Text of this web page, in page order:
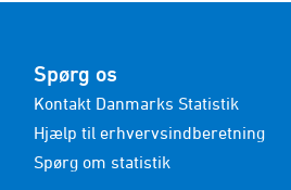
Spørg os
Kontakt Danmarks Statistik
Hjælp til erhvervsindberetning
Spørg om statistik